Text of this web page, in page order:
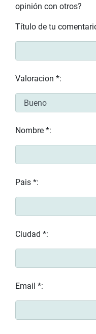
opinión con otros?
Título de tu
Valoracion *:
Nombre *:
Pais *:
Ciudad *:
Email *: